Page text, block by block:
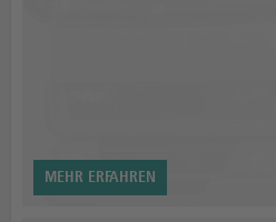
MEHR ERFAHREN